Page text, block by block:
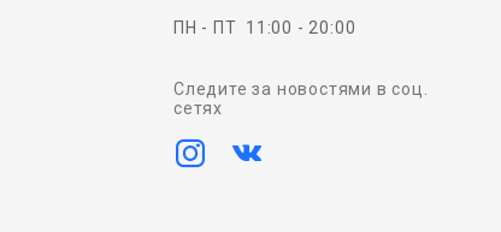
ПН - ПТ 11:00 - 20:00
Следите за новостями в соц.
сетях